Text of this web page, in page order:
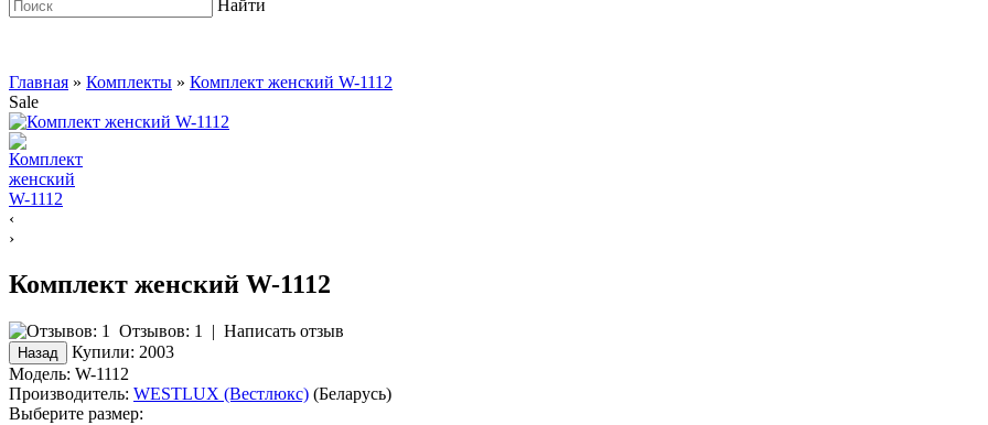
Найти
Главная » Комплекты » Комплект женский W-1112
Sale
‹
›
Комплект женский W-1112
Отзывов: 1 | Написать отзыв
Купили: 2003
Модель: W-1112
Производитель: WESTLUX (Вестлюкс) (Беларусь)
Выберите размер: